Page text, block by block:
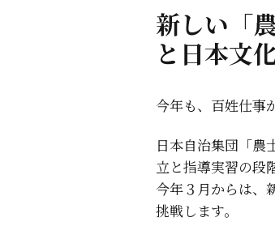
新しい「
と日本文
今年も、百姓仕事
日本自治集団「農
立と指導実習の段
今年３月からは、
挑戦します。